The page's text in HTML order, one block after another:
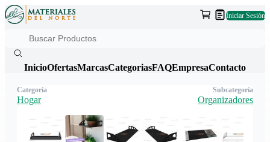
Iniciar Sesión
InicioOfertasMarcasCategoriasFAQEmpresaContacto
Categoría
Hogar
Subcategoría
Organizadores